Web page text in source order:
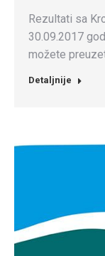
Rezultati sa
30.09.2017
možete
Detaljnije